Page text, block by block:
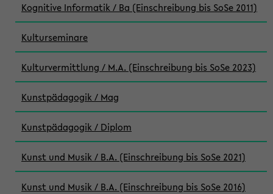
Kognitive Informatik / Ba (Einschreibung bis SoSe 2011)
Kulturseminare
Kulturvermittlung / M.A. (Einschreibung bis SoSe 2023)
Kunstpädagogik / Mag
Kunstpädagogik / Diplom
Kunst und Musik / B.A. (Einschreibung bis SoSe 2021)
Kunst und Musik / B.A. (Einschreibung bis SoSe 2016)